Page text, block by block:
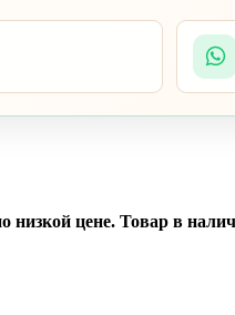
цене. Товар в